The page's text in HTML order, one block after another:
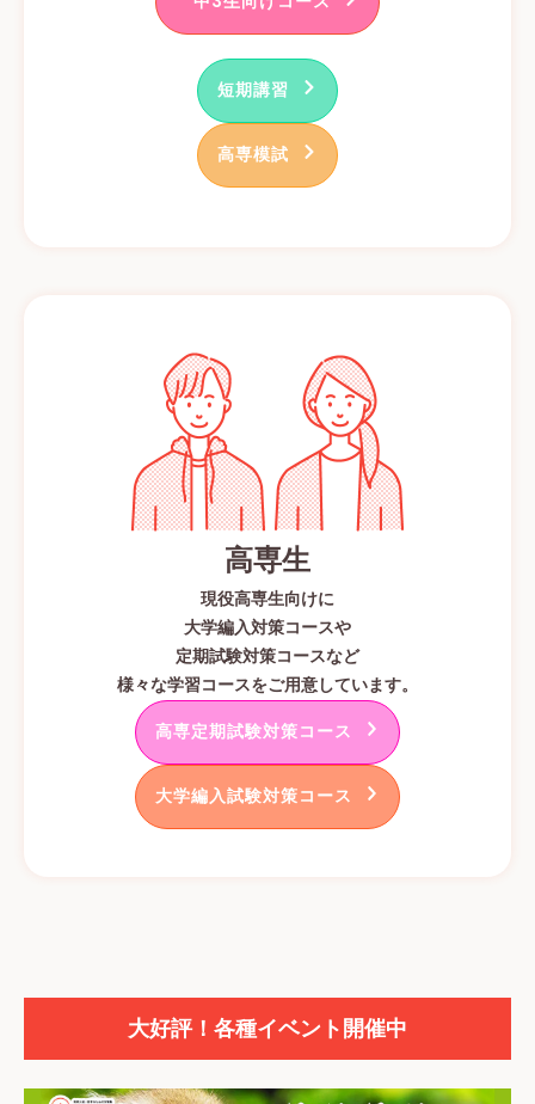
短期講習
高専模試
高専生
現役高専生向けに
大学編入対策コースや
定期試験対策コースなど
様々な学習コースをご用意しています。
高専定期試験対策コース
大学編入試験対策コース
大好評！各種イベント開催中